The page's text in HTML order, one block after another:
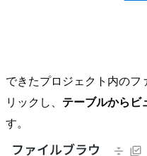
できたプロジェクト内の
リックし、 テーブルからビ
す。